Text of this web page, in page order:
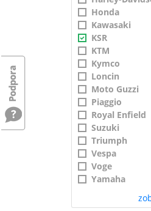
Honda
Kawasaki
KSR
KTM
Kymco
Loncin
Moto Guzzi
Piaggio
Royal Enfield
Suzuki
Triumph
Vespa
Voge
Yamaha